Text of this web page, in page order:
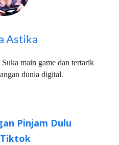
Astika
main game dan tertarik
dunia digital.
Pinjam Dulu
Tiktok